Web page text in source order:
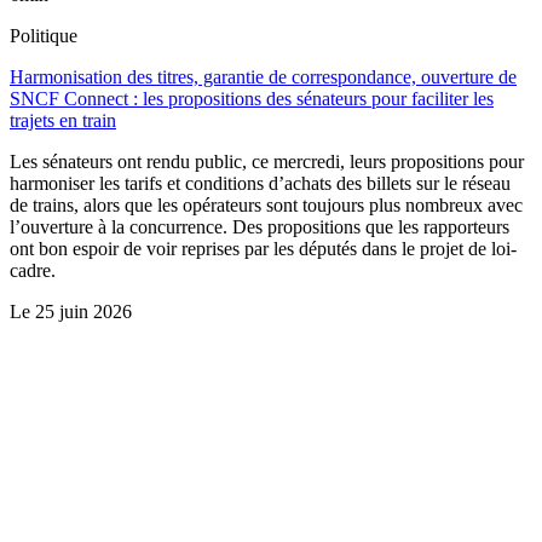
Politique
Harmonisation des titres, garantie de correspondance, ouverture de
SNCF Connect : les propositions des sénateurs pour faciliter les
trajets en train
Les sénateurs ont rendu public, ce mercredi, leurs propositions pour
harmoniser les tarifs et conditions d’achats des billets sur le réseau
de trains, alors que les opérateurs sont toujours plus nombreux avec
l’ouverture à la concurrence. Des propositions que les rapporteurs
ont bon espoir de voir reprises par les députés dans le projet de loi-
cadre.
Le 25 juin 2026